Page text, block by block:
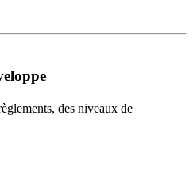
des niveaux de